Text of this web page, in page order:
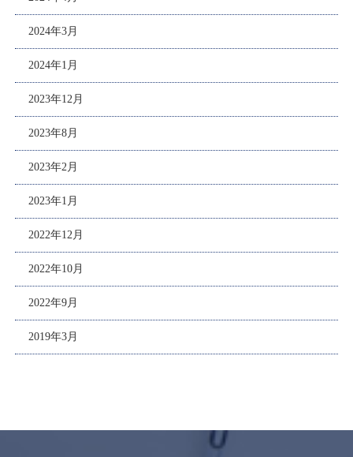
2024年3月
2024年1月
2023年12月
2023年8月
2023年2月
2023年1月
2022年12月
2022年10月
2022年9月
2019年3月